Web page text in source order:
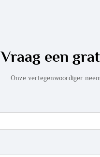
Vraag een
Onze vertegenwoordiger